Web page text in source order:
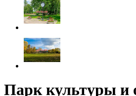
Парк культуры и